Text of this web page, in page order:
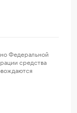
Федеральной
средства